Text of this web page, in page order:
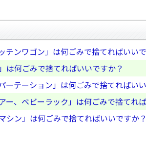
チンワゴン」は何ごみで捨てればいい
は何ごみで捨てればいいですか？
ーテーション」は何ごみで捨てればい
ー、ベビーラック」は何ごみで捨てれ
シン」は何ごみで捨てればいいですか